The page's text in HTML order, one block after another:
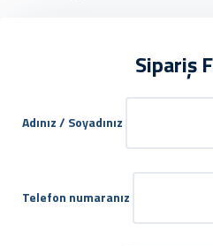
Sipariş
Adınız / Soyadınız
Telefon numaranız